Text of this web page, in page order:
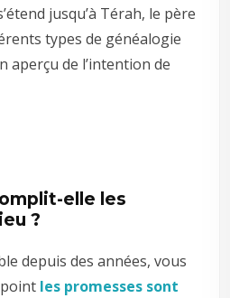
jusqu’à Térah, le père
types de généalogie
aperçu de l’intention de
elle les
?
depuis des années, vous
les promesses sont